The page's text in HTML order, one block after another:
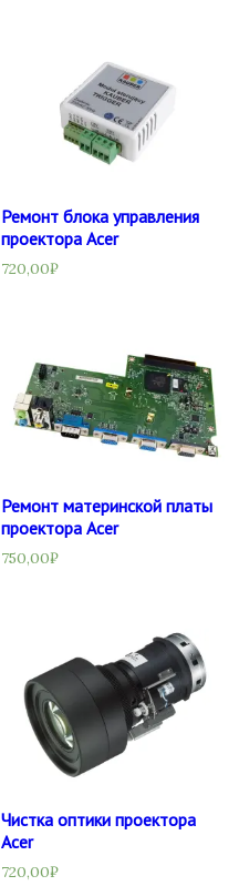
Ремонт блока управления
проектора Acer
720,00₽
Ремонт материнской платы
проектора Acer
750,00₽
Чистка оптики проектора
Acer
720,00₽